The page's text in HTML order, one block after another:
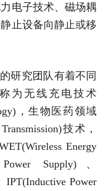
电子技术、磁场耦
止设备向静止或移
研究团队有着不同
为无线充电技术
，生物医药领域
技术，
Energy
Supply)、
IPT(Inductive Power